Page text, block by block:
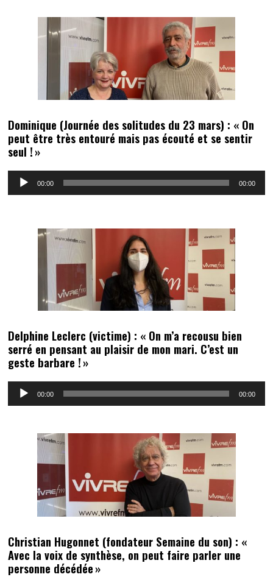
Dominique (Journée des solitudes du 23 mars) : « On
peut être très entouré mais pas écouté et se sentir
seul ! »
Lecteur
00:00 00:00
Delphine Leclerc (victime) : « On m’a recousu bien
serré en pensant au plaisir de mon mari. C’est un
geste barbare ! »
Lecteur
00:00 00:00
Christian Hugonnet (fondateur Semaine du son) : «
Avec la voix de synthèse, on peut faire parler une
personne décédée »